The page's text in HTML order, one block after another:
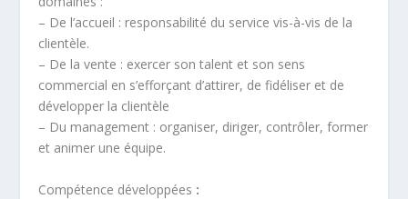
– De l’accueil : responsabilité du service vis-à-vis de la
clientèle.
– De la vente : exercer son talent et son sens
commercial en s’efforçant d’attirer, de fidéliser et de
développer la clientèle
– Du management : organiser, diriger, contrôler, former
et animer une équipe.
Compétence développées :